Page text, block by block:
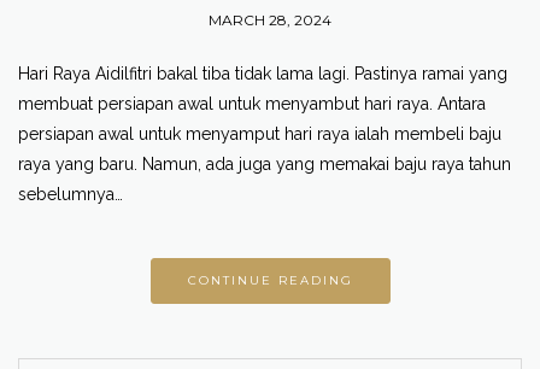
MARCH 28, 2024
Hari Raya Aidilfitri bakal tiba tidak lama lagi. Pastinya ramai yang
membuat persiapan awal untuk menyambut hari raya. Antara
persiapan awal untuk menyamput hari raya ialah membeli baju
raya yang baru. Namun, ada juga yang memakai baju raya tahun
sebelumnya…
CONTINUE READING